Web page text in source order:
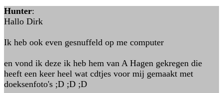
Hunter:
Hallo Dirk
Ik heb ook even gesnuffeld op me computer
en vond ik deze ik heb hem van A Hagen gekregen die
heeft een keer heel wat cdtjes voor mij gemaakt met
doeksenfoto's ;D ;D ;D